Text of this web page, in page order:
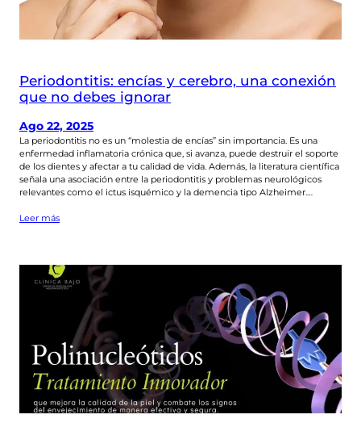
Periodontitis: encías y cerebro, una conexión
que no debes ignorar
Ago 22, 2025
La periodontitis no es un “molestia de encías” sin importancia. Es una
enfermedad inflamatoria crónica que, si avanza, puede destruir el soporte
de los dientes y afectar a tu calidad de vida. Además, la literatura científica
señala una asociación entre la periodontitis y problemas neurológicos
relevantes como el ictus isquémico y la demencia tipo Alzheimer.…
Leer más